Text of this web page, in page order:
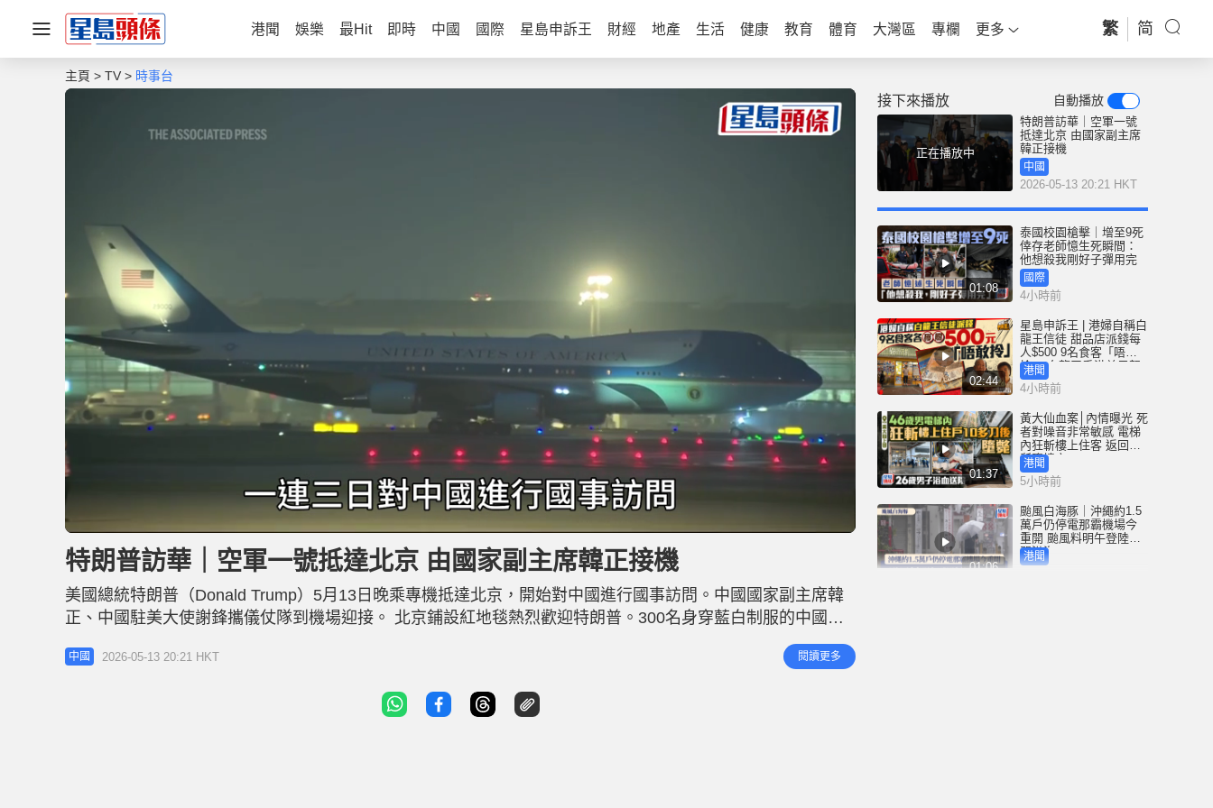
港聞 娛樂 最Hit 即時 中國 國際 星島申訴王 財經 地產 生活 健康 教育 體育 大灣區 專欄 更多 繁 简
主頁 TV 時事台
n
u
t
e
o
d
e
d
9
.
6
0
特朗普訪華｜空軍一號抵達北京 由國家副主席韓正接機
美國總統特朗普（Donald Trump）5月13日晚乘專機抵達北京，開始對中國進行國事訪問。中國國家副主席韓
正、中國駐美大使謝鋒攜儀仗隊到機場迎接。 北京鋪設紅地毯熱烈歡迎特朗普。300名身穿藍白制服的中國兒
童揮舞着中美兩國國旗，迎接特朗普走下空軍一號的舷梯。他的兒子埃里克（Eric Trump）與媳婦勞拉
（Lara），以及商業大亨馬斯克（Elon Musk）先後走下舷梯。 為了彰顯這次訪問的重
中國 2026-05-13 20:21 HKT 閱讀更多
接下來播放 自動播放
正在播放中
特朗普訪華｜空軍一號
抵達北京 由國家副主席
韓正接機
中國
2026-05-13 20:21 HKT
01:08
泰國校園槍擊｜增至9死
倖存老師憶生死瞬間：
他想殺我剛好子彈用完
國際
4小時前
02:44
星島申訴王 | 港婦自稱白
龍王信徒 甜品店派錢每
人$500 9名食客「唔敢
拎」 白龍王香港弟子親
解謎團
港聞
4小時前
01:37
黃大仙血案│內情曝光 死
者對噪音非常敏感 電梯
內狂斬樓上住客 返回住
所墮樓亡
港聞
5小時前
01:06
颱風白海豚｜沖繩約1.5
萬戶仍停電那霸機場今
重開 颱風料明午登陸浙
閩沿海
港聞